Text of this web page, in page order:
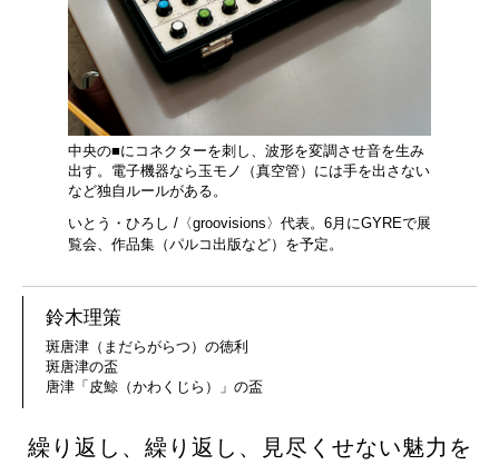
中央の■にコネクターを刺し、波形を変調させ音を生み
出す。電子機器なら玉モノ（真空管）には手を出さない
など独自ルールがある。
いとう・ひろし /〈groovisions〉代表。6月にGYREで展
覧会、作品集（パルコ出版など）を予定。
鈴木理策
斑唐津（まだらがらつ）の徳利
斑唐津の盃
唐津「皮鯨（かわくじら）」の盃
繰り返し、繰り返し、見尽くせない魅力を